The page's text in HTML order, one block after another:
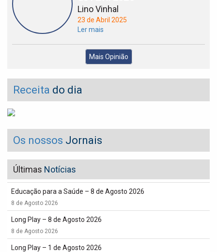
Lino Vinhal
23 de Abril 2025
Ler mais
Mais Opinião
Receita do dia
Os nossos Jornais
Últimas Notícias
Educação para a Saúde – 8 de Agosto 2026
8 de Agosto 2026
Long Play – 8 de Agosto 2026
8 de Agosto 2026
Long Play – 1 de Agosto 2026